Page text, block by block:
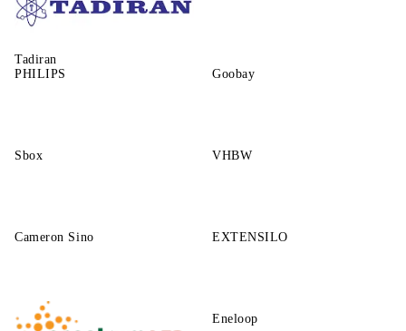
Tadiran
PHILIPS Goobay
Sbox VHBW
Cameron Sino EXTENSILO
Eneloop